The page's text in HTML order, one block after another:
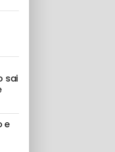
sai
e